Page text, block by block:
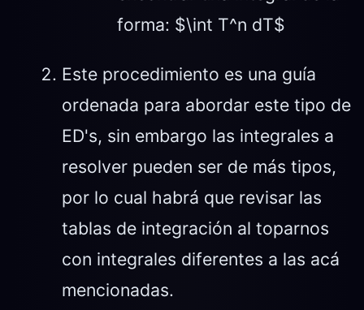
forma: $\int T^n dT$
Este procedimiento es una guía
ordenada para abordar este tipo de
ED's, sin embargo las integrales a
resolver pueden ser de más tipos,
por lo cual habrá que revisar las
tablas de integración al toparnos
con integrales diferentes a las acá
mencionadas.